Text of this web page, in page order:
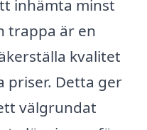
inhämta minst
trappa är en
kvalitet
priser. Detta ger
välgrundat